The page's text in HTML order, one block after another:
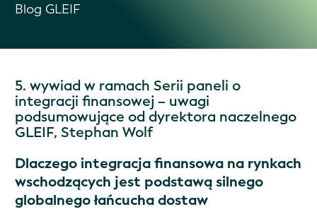
Blog GLEIF
5. wywiad w ramach Serii paneli o
integracji finansowej – uwagi
podsumowujące od dyrektora naczelnego
GLEIF, Stephan Wolf
Dlaczego integracja finansowa na rynkach
wschodzących jest podstawą silnego
globalnego łańcucha dostaw